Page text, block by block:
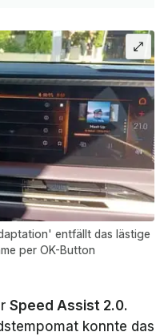
entfällt das lästige
per OK-Button
Speed Assist 2.0.
konnte das